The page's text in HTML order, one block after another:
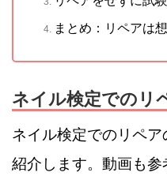
まとめ：リペアは
ネイル検定でのリ
ネイル検定でのリペ
紹介します。動画も